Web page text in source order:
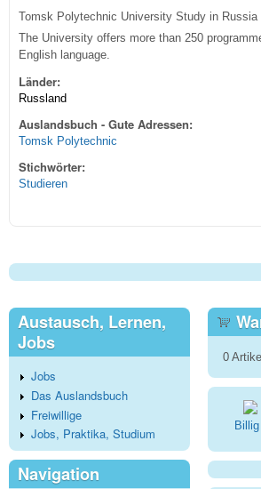
Tomsk Polytechnic University Study in Russia
The University offers more than 250
English language.
Länder:
Russland
Auslandsbuch - Gute Adressen:
Tomsk Polytechnic
Stichwörter:
Studieren
Austausch, Lernen,
Jobs
Jobs
Das Auslandsbuch
Freiwillige
Jobs, Praktika, Studium
Navigation
0Artikel